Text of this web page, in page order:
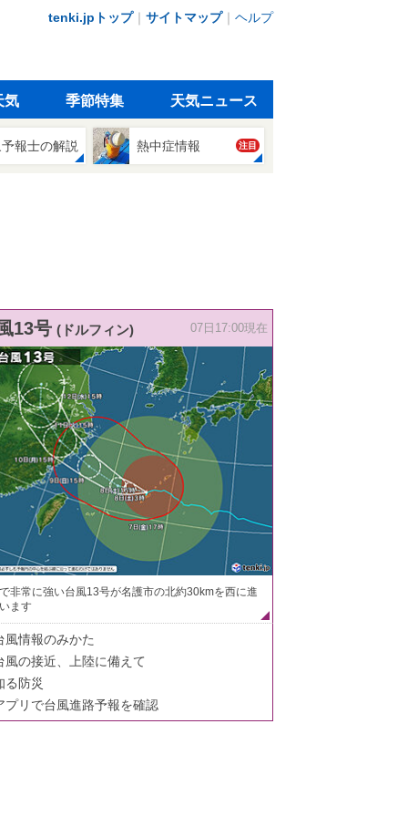
tenki.jpトップ｜ サイトマップ｜ ヘルプ
気 季節特集 天気ニュース
報士の解説 熱中症情報 注目
13号 (ドルフィン) 07日17:00現在
非常に強い台風13号が名護市の北約30kmを西に進
ます
風情報のみかた
風の接近、上陸に備えて
る防災
プリで台風進路予報を確認